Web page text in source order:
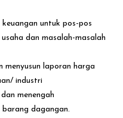
untuk pos-pos
dan masalah-masalah
laporan harga
industri
menengah
dagangan.